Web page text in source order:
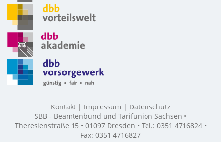
Kontakt Impressum
Datenschutz
SBB - Beamtenbund und Tarifunion Sachsen •
Theresienstraße 15 • 01097 Dresden • Tel.: 0351 4716824 •
Fax: 0351 4716827